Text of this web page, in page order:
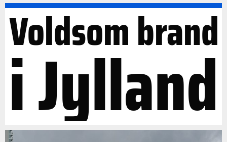
Voldsom brand
i Jylland